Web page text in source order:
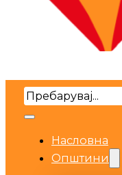
Search
Насловна
Општини